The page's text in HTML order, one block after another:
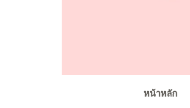
หน้าหลัก